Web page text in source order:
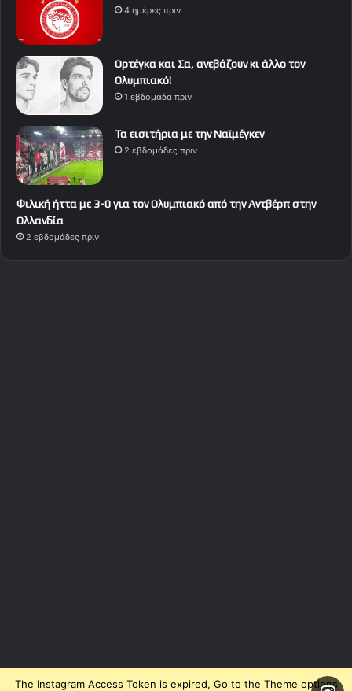
4 ημέρες πριν
Ορτέγκα και Σα, ανεβάζουν κι άλλο τον
Ολυμπιακό!
1 εβδομάδα πριν
Τα εισιτήρια με την Ναϊμέγκεν
2 εβδομάδες πριν
Φιλική ήττα με 3-0 για τον Ολυμπιακό από την Αντβέρπ στην
Ολλανδία
2 εβδομάδες πριν
The Instagram Access Token is expired, Go to the Theme options